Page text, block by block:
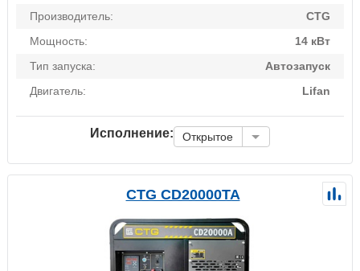
Производитель:
CTG
Мощность:
14 кВт
Тип запуска:
Автозапуск
Двигатель:
Lifan
Исполнение: Открытое
CTG CD20000TA